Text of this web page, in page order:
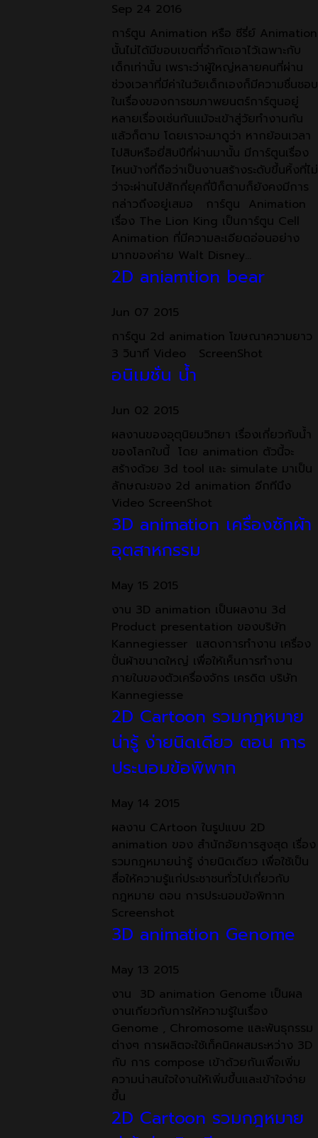
Sep 24 2016
การ์ตูน Animation หรือ ซีรี่ย์ Animation
นั้นไม่ได้มีขอบเขตที่จำกัดเอาไว้เฉพาะกับ
เด็กเท่านั้น เพราะว่าผู้ใหญ่หลายคนที่ผ่าน
ช่วงเวลาที่มีค่าในวัยเด็กเองก็มีความชื่นชอบ
ในเรื่องของการชมภาพยนตร์การ์ตูนอยู่
หลายเรื่องเช่นกันแม้จะเข้าสู่วัยทำงานกัน
แล้วก็ตาม โดยเราจะมาดูว่า หากย้อนเวลา
ไปสิบหรือยี่สิบปีที่ผ่านมานั้น มีการ์ตูนเรื่อง
ไหนบ้างที่ถือว่าเป็นงานสร้างระดับขึ้นหิ้งที่ไม่
ว่าจะผ่านไปสักกี่ยุคกี่ปีก็ตามก็ยังคงมีการ
กล่าวถึงอยู่เสมอ การ์ตูน Animation
เรื่อง The Lion King เป็นการ์ตูน Cell
Animation ที่มีความละเอียดอ่อนอย่าง
มากของค่าย Walt Disney…
2D aniamtion bear
Jun 07 2015
การ์ตูน 2d animation โฆษณาความยาว
3 วินาที Video ScreenShot
อนิเมชั่น น้ำ
Jun 02 2015
ผลงานของอุตุนิยมวิทยา เรื่องเกี่ยวกับน้ำ
ของโลกใบนี้ โดย animation ตัวนี้จะ
สร้างด้วย 3d tool และ simulate มาเป็น
ลักษณะของ 2d animation อีกทีนึง
Video ScreenShot
3D animation เครื่องซักผ้า
อุตสาหกรรม
May 15 2015
งาน 3D animation เป็นผลงาน 3d
Product presentation ของบริษัท
Kannegiesser แสดงการทำงาน เครื่อง
ปั่นผ้าขนาดใหญ่ เพื่อให้เห็นการทำงาน
ภายในของตัวเครื่องจักร เครดิต บริษัท
Kannegiesse
2D Cartoon รวมกฎหมาย
น่ารู้ ง่ายนิดเดียว ตอน การ
ประนอมข้อพิพาท
May 14 2015
ผลงาน CArtoon ในรูปแบบ 2D
animation ของ สำนักอัยการสูงสุด เรื่อง
รวมกฎหมายน่ารู้ ง่ายนิดเดียว เพื่อใช้เป็น
สื่อให้ความรู้แก่ประชาชนทั่วไปเกี่ยวกับ
กฎหมาย ตอน การประนอมข้อพิทาท
Screenshot
3D animation Genome
May 13 2015
งาน 3D animation Genome เป็นผล
งานเกียวกับการให้ความรู้ในเรื่อง
Genome , Chromosome และพันธุกรรม
ต่างๆ การผลิตจะใช้เท็คนิคผสมระหว่าง 3D
กับ การ compose เข้าด้วยกันเพื่อเพิ่ม
ความน่าสนใจใงานให้เพิ่มขึ้นและเข้าใจง่าย
ขึ้น
2D Cartoon รวมกฎหมาย